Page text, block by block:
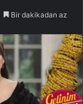
Bir dakikadan az